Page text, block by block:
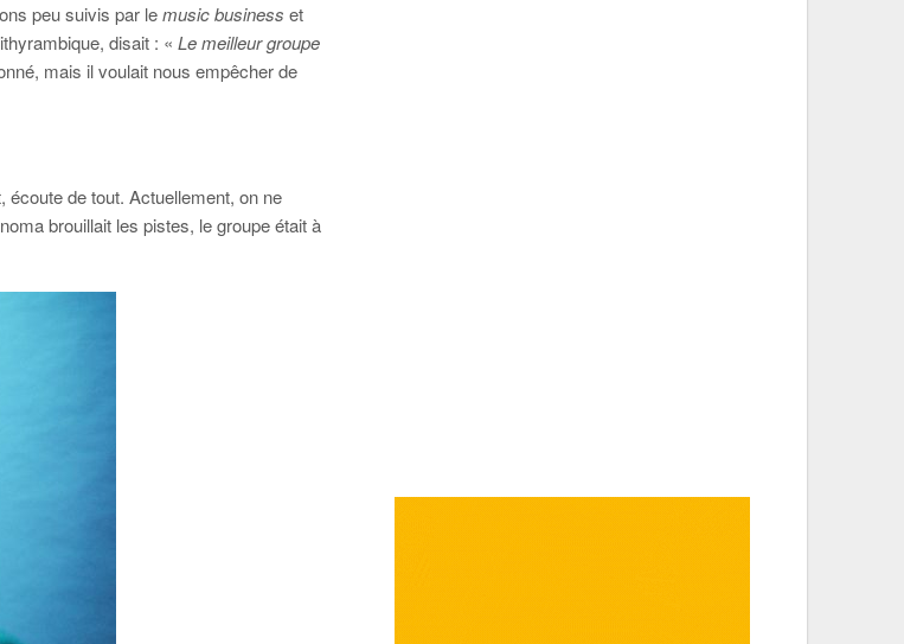
peu suivis par lemusic business et
disait : « Le meilleur groupe
mais il voulait nous empêcher de
de tout. Actuellement, on ne
brouillait les pistes, le groupe était à